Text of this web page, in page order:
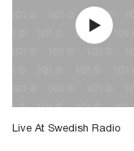
Live At Swedish Radio